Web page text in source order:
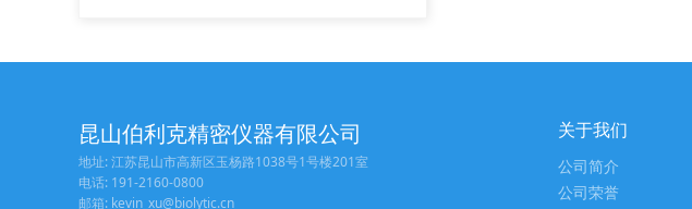
昆山伯利克精密仪器有限公司
地址: 江苏昆山市高新区玉杨路1038号1号楼201室
电话: 191-2160-0800
邮箱: kevin_xu@biolytic.cn
关于我们
公司简介
公司荣誉